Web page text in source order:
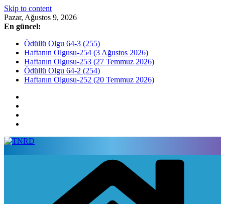
Skip to content
Pazar, Ağustos 9, 2026
En güncel:
Ödüllü Olgu 64-3 (255)
Haftanın Olgusu-254 (3 Ağustos 2026)
Haftanın Olgusu-253 (27 Temmuz 2026)
Ödüllü Olgu 64-2 (254)
Haftanın Olgusu-252 (20 Temmuz 2026)